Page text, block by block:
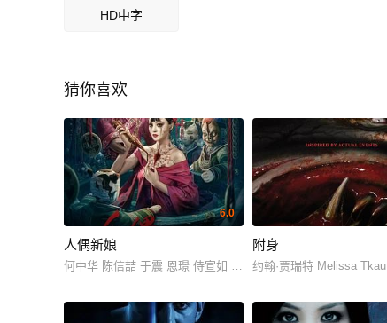
HD中字
猜你喜欢
6.0
人偶新娘
何中华 陈信喆 于震 恩璟 侍宣如 尚娜 刘成瑞
附身
约翰·贾瑞特 Melissa